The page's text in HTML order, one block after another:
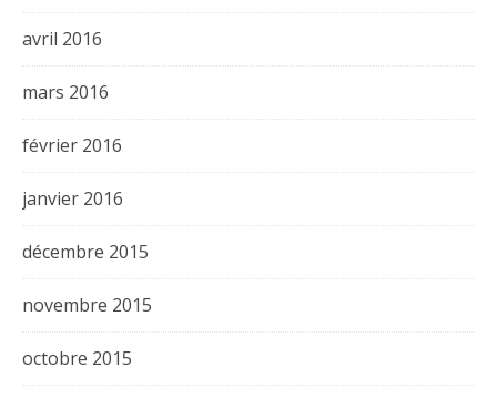
avril 2016
mars 2016
février 2016
janvier 2016
décembre 2015
novembre 2015
octobre 2015